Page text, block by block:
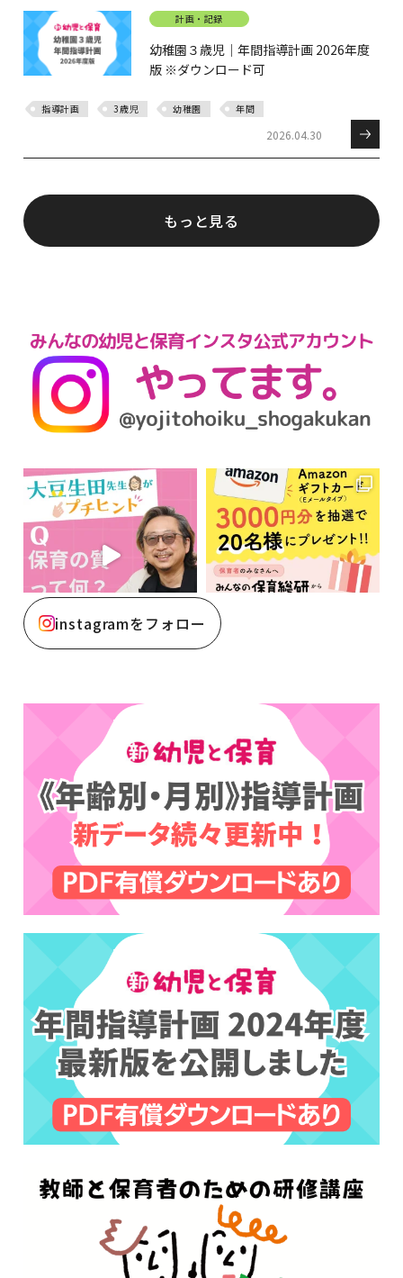
計画・記録
幼稚園３歳児｜年間指導計画 2026年度
版 ※ダウンロード可
指導計画 3歳児 幼稚園 年間
2026.04.30
もっと見る
instagramをフォロー